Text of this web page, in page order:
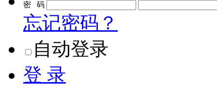
密 码
忘记密码？
自动登录
登 录